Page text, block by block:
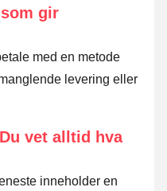
gir
med en metode
levering eller
vet alltid hva
inneholder en